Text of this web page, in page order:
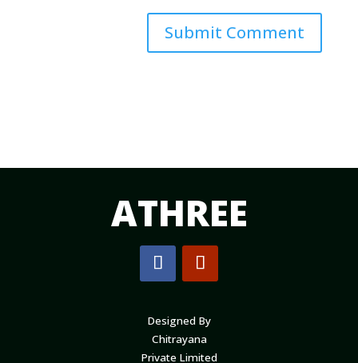
Submit Comment
ATHREE
Designed By
Chitrayana
Private Limited